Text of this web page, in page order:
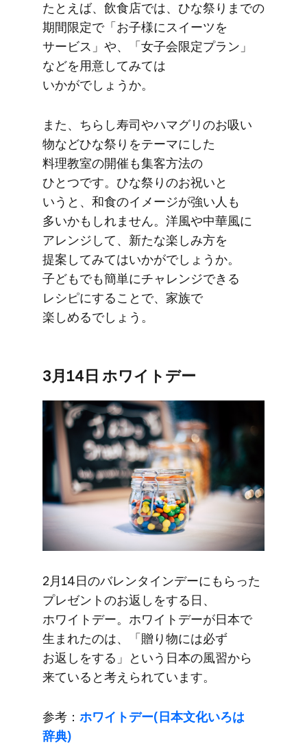
た​とえば、​飲食店では、​ひな​祭りまでの​
期間限定で​「お子様に​スイーツを​
サービス」や、​「女子会限定プラン」
などを​用意してみては​
いかがでしょうか。
また、​ちらし寿司や​ハマグリの​お吸い​
物など​ひな​祭りを​テーマに​した​
料理教室の​開催も​集客方​法の​
ひとつです。​ひな​祭りの​お祝いと​
いうと、​和食の​イメージが​強い​人も​
多いかもしれません。​洋風や​中華風に​
アレンジして、​新たな​楽しみ方を​
提案してみては​いかがでしょうか。​
子ども​でも​簡単に​チャレンジできる​
レシピに​する​ことで、​家族で​
楽しめるでしょう。
3月14日 ホワイトデー
2月14日の​バレンタインデーに​もらった​
プレゼントの​お返しを​する​日、​
ホワイトデー。​ホワイトデーが​日本で​
生まれたのは、​「贈り物には​必ず​
お返しを​する」と​いう​日本の​風習から​
来ていると​考えられています。
参考： ホワイトデー(日本文化いろは​
辞典)